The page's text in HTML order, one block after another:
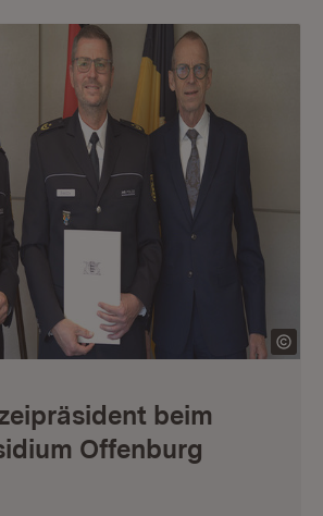
beim
Offenburg